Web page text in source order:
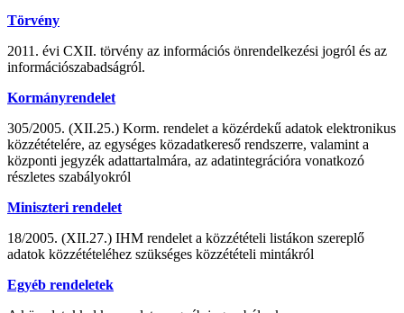
Törvény
2011. évi CXII. törvény az információs önrendelkezési jogról és az
információszabadságról.
Kormányrendelet
305/2005. (XII.25.) Korm. rendelet a közérdekű adatok elektronikus
közzétételére, az egységes közadatkereső rendszerre, valamint a
központi jegyzék adattartalmára, az adatintegrációra vonatkozó
részletes szabályokról
Miniszteri rendelet
18/2005. (XII.27.) IHM rendelet a közzétételi listákon szereplő
adatok közzétételéhez szükséges közzétételi mintákról
Egyéb rendeletek